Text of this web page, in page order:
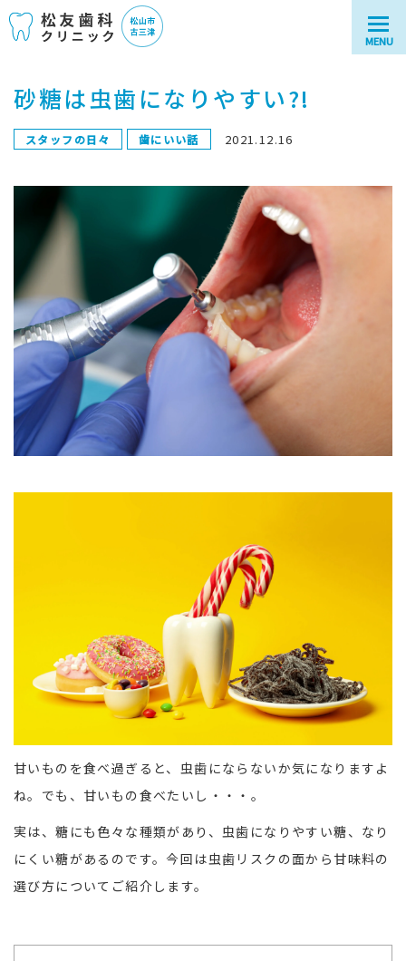
MENU
砂糖は虫歯になりやすい?!
スタッフの日々 歯にいい話 2021.12.16
甘いものを食べ過ぎると、虫歯にならないか気になりますよ
ね。でも、甘いもの食べたいし・・・。
実は、糖にも色々な種類があり、虫歯になりやすい糖、なり
にくい糖があるのです。今回は虫歯リスクの面から甘味料の
選び方についてご紹介します。